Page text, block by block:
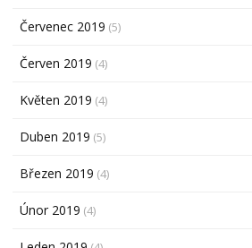
Červenec 2019 (5)
Červen 2019 (4)
Květen 2019 (4)
Duben 2019 (5)
Březen 2019 (4)
Únor 2019 (4)